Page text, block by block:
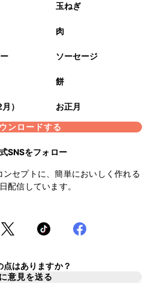
玉ねぎ
肉
ソーセージ
餅
）
お正月
ンロードする
SNSをフォロー
ンセプトに、簡単においしく作れる
配信しています。
はありますか？
意見を送る